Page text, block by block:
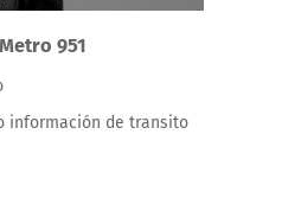
951
información de transito